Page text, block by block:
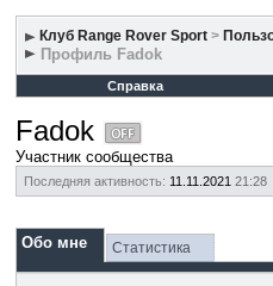
Клуб Range Rover Sport >
Профиль Fadok
Справка
Fadok
Участник сообщества
Последняя активность: 11.11.202121:28
Обо мне Статистика